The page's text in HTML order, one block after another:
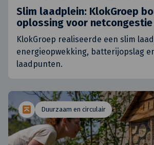
Slim laadplein: KlokGroep
oplossing voor netcongestie
KlokGroep realiseerde een slim
energieopwekking, batterijopslag
laadpunten.
Duurzaam en circulair